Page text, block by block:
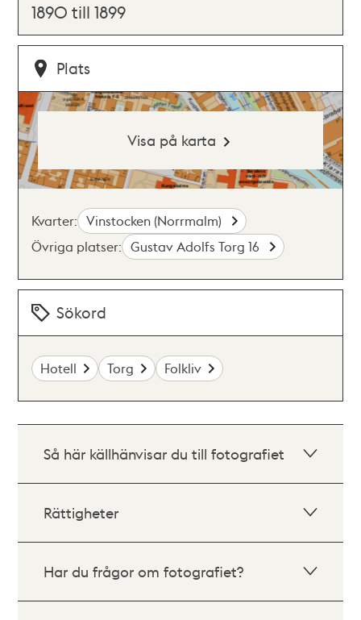
1890 till 1899
Plats
Visa på karta
Kvarter: Vinstocken (Norrmalm)
Övriga platser: Gustav Adolfs Torg 16
Sökord
Hotell Torg Folkliv
Så här källhänvisar du till fotografiet
Rättigheter
Har du frågor om fotografiet?